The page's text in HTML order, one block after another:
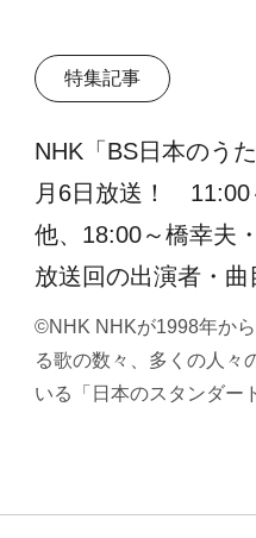
特集記事
NHK「BS日本のう
月6日放送！ 11:00
他、18:00～橋幸夫
放送回の出演者・曲
©NHK NHKが1998年か
る歌の数々、多くの人々
いる「日本のスタンダー